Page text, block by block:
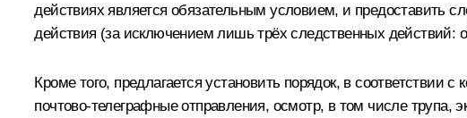
действиях является обязательным условием, и предоставить
действия (за исключением лишь трёх следственных действий:
Кроме того, предлагается установить порядок, в соответствии
почтово-телеграфные отправления, осмотр, в том числе трупа,